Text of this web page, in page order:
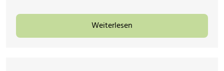
Weiterlesen